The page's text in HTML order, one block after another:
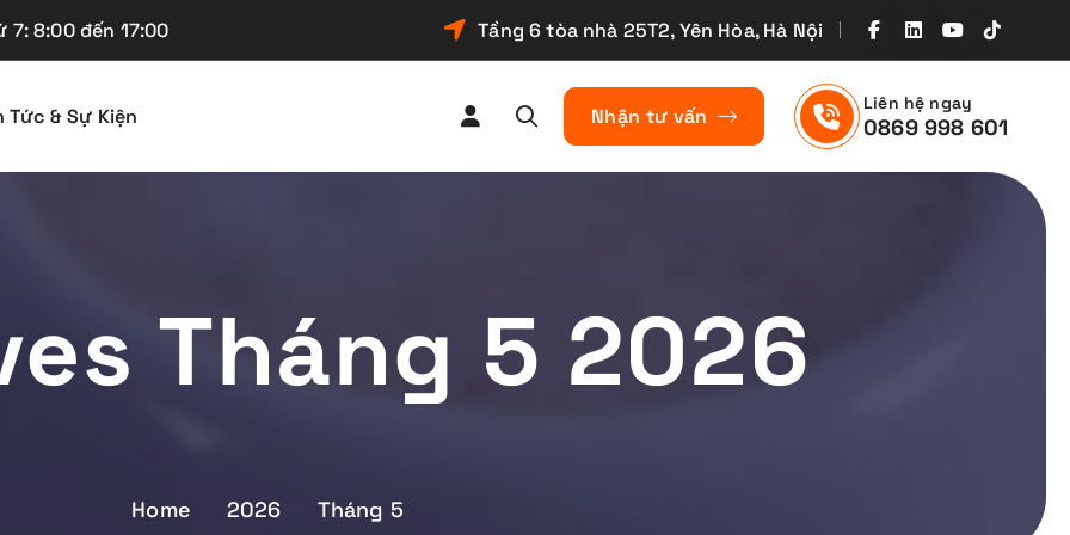
7: 8:00 đến 17:00 Tầng 6 tòa nhà 25T2, Yên Hòa, Hà Nội
Tức & Sự Kiện Nhận tư vấn
Liên hệ ngay
0869 998 601
Tháng 5 2026
Home 2026 Tháng 5